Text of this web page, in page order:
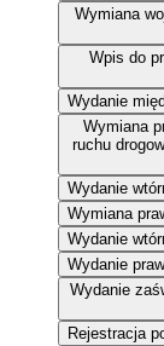
Wymiana
Wpis do
Wydanie
Wymiana
ruchu
Wydanie
Wymiana
Wydanie
Wydanie
Wydanie
Rejestracja